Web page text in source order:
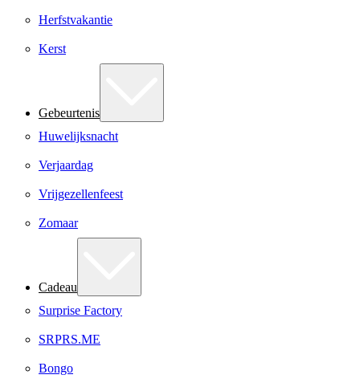
Herfstvakantie
Kerst
Gebeurtenis
Huwelijksnacht
Verjaardag
Vrijgezellenfeest
Zomaar
Cadeau
Surprise Factory
SRPRS.ME
Bongo